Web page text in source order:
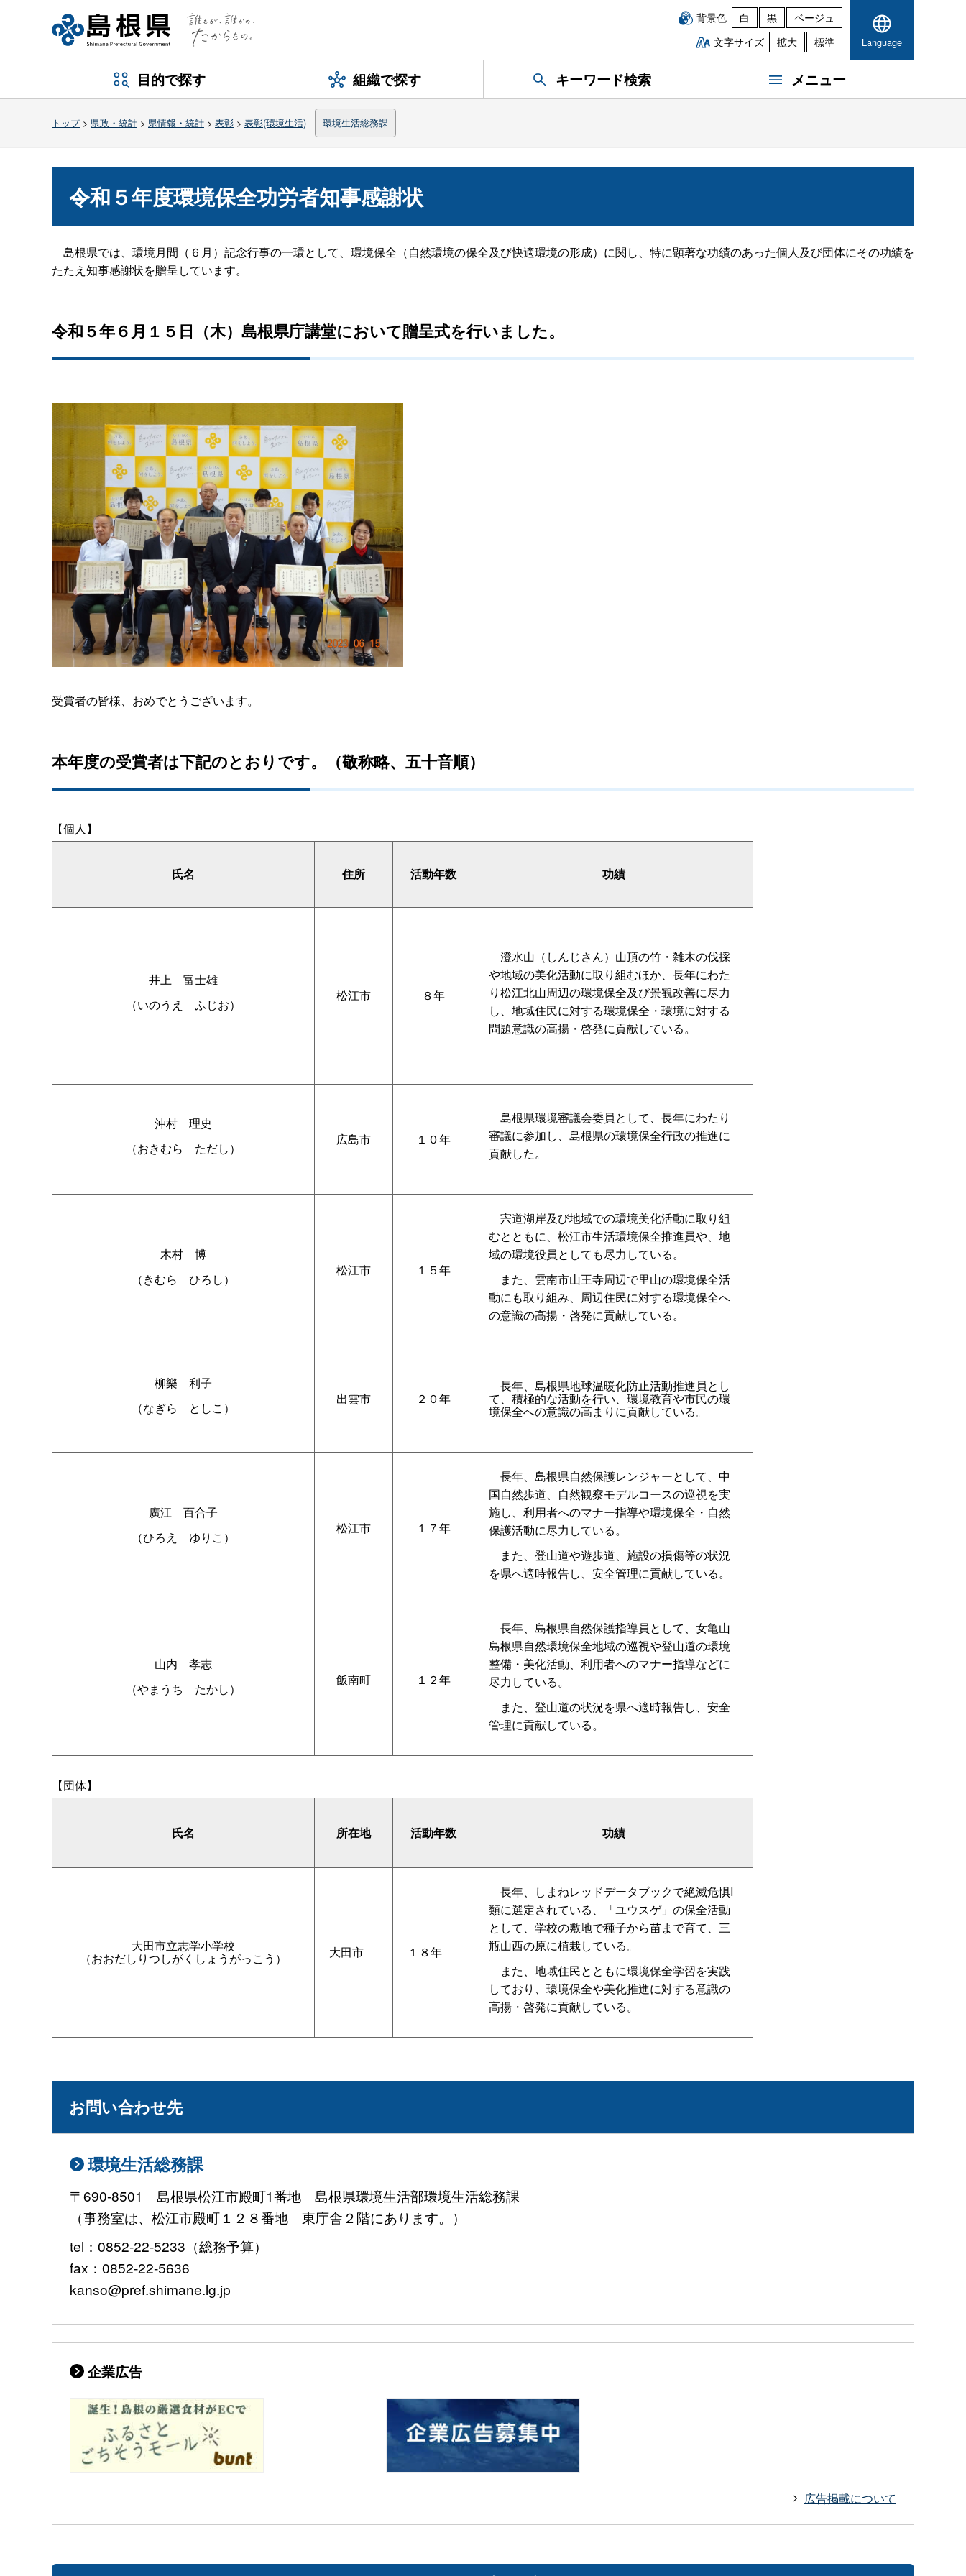
背景色 白 黒
ベージュ
文字サイズ
拡大 標準 Language
目的で探す 組織で探す キーワード検索 メニュー
トップ> 県政・統計 > 県情報・統計 > 表彰 > 表彰(環境生活) 環境生活総務課
令和５年度環境保全功労者知事感謝状
島根県では、環境月間（６月）記念行事の一環として、環境保全（自然環境の保全及び快適環境の形成）に関し、特に顕著な功績のあった個人及び団体にその功績を
たたえ知事感謝状を贈呈しています。
令和５年６月１５日（木）島根県庁講堂において贈呈式を行いました。
受賞者の皆様、おめでとうございます。
本年度の受賞者は下記のとおりです。（敬称略、五十音順）
【個人】
氏名 住所 活動年数 功績
井 上 富士雄
（いのう え ふじお）
松江市 ８年
澄水山（しんじさん）山頂の竹・雑木の伐採
や地域の美化活動に取り組むほか、長年にわた
り松江北山周辺の環境保全及び景観改善に尽力
し、地域住民に対する環境保全・環境に対する
問題意識の高揚・啓発に貢献している。
沖村 理史
（おきむら ただし）
広島市 １０年
島根県環境審議会委員として、長年にわたり
審議に参加し、島根県の環境保全行政の推進に
貢献した。
木村 博
（きむら ひろし）
松江市 １５年
宍道湖岸及び地域での環境美化活動に取り組
むとともに、松江市生活環境保全推進員や、地
域の環境役員としても尽力している。
また、雲南市山王寺周辺で里山の環境保全活
動にも取り組み、周辺住民に対する環境保全へ
の意識の高揚・啓発に貢献している。
柳樂 利子
（なぎら としこ）
出雲市 ２０年
長年、島根県地球温暖化防止活動推進員とし
て、積極的な活動を行い、環境教育や市民の環
境保全への意識の高まりに貢献している。
廣江 百合子
（ひろ え ゆりこ）
松江市 １７年
長年、島根県自然保護レンジャーとして、中
国自然歩道、自然観察モデルコースの巡視を実
施し、利用者へのマナー指導や環境保全・自然
保護活動に尽力している。
また、登山道や遊歩道、施設の損傷等の状況
を県へ適時報告し、安全管理に貢献している。
山内 孝志
（やまう ち たかし）
飯南町 １２年
長年、島根県自然保護指導員として、女亀山
島根県自然環境保全地域の巡視や登山道の環境
整備・美化活動、利用者へのマナー指導などに
尽力している。
また、登山道の状況を県へ適時報告し、安全
管理に貢献している。
【団体】
氏名 所在地 活動年数 功績
大田市立志学小学校
（おおだしりつしがくしょうがっこう） 大田市 １８年
長年、しまねレッドデータブックで絶滅危惧I
類に選定されている、「ユウスゲ」の保全活動
として、学校の敷地で種子から苗まで育て、三
瓶山西の原に植栽している。
また、地域住民とともに環境保全学習を実践
しており、環境保全や美化推進に対する意識の
高揚・啓発に貢献している。
お問い合わせ先
環境生活総務課
〒690-8501 島根県松江市殿町1番地 島根県環境生活部環境生活総務課
（事務室は、松江市殿町１２８番地 東庁舎２階にあります。）
tel：0852-22-5233（総務予算）
fax：0852-22-5636
kanso@pref.shimane.lg.jp
企業広告
広告掲載について